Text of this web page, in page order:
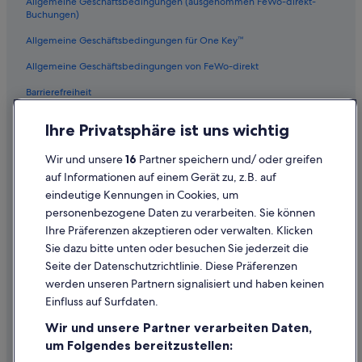
Motel 6 Hotels in Los Angeles
B&B in Zentrum von Los Angeles
Hotel-Resorts in Los Angeles
Hotels mit Suiten in Downtown Los Angeles
Motels in Los Angeles
Aparthotels in Zentrum von Los Angeles
Extended Stay America Hotels in Los Angeles
Hotels nahe Los Angeles Flower District
Familien in Little Tokyo
Hotels mit Aussicht in Los Angeles
Romantische in Downtown Los Angeles
Buchungen)
Allgemeine Geschäftsbedingungen für One Key™
Allgemeine Geschäftsbedingungen von FeWo-direkt
Barrierefreiheit
Inhaltsrichtlinien und Melden von Inhalten
Hilfe
Hilfe
Flug stornieren
Rückerstattungsdauer
Ihre Privatsphäre ist uns wichtig
Wir und unsere16 Partner speichern und/ oder greifen
auf Informationen auf einem Gerät zu, z.B. auf
eindeutige Kennungen in Cookies, um
personenbezogene Daten zu verarbeiten. Sie können
Ihre Präferenzen akzeptieren oder verwalten. Klicken
Sie dazu bitte unten oder besuchen Sie jederzeit die
Seite der Datenschutzrichtlinie. Diese Präferenzen
werden unseren Partnern signalisiert und haben keinen
Einfluss auf Surfdaten.
Wir und unsere Partner verarbeiten Daten,
um Folgendes bereitzustellen: